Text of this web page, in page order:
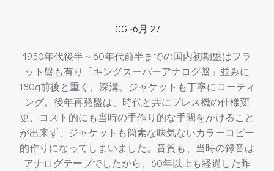
CG -6月 27
1950年代後半～60年代前半までの国内初期盤はフラ
ット盤も有り「キングスーパーアナログ盤」並みに
180g前後と重く、深溝。ジャケットも丁寧にコーティ
ング。後年再発盤は、時代と共にプレス機の仕様変
更、コスト的にも当時の手作り的な手間をかけること
が出来ず、ジャケットも簡素な味気ないカラーコピー
的作りになってしまいました。音質も、当時の録音は
アナログテープでしたから、60年以上も経過した昨